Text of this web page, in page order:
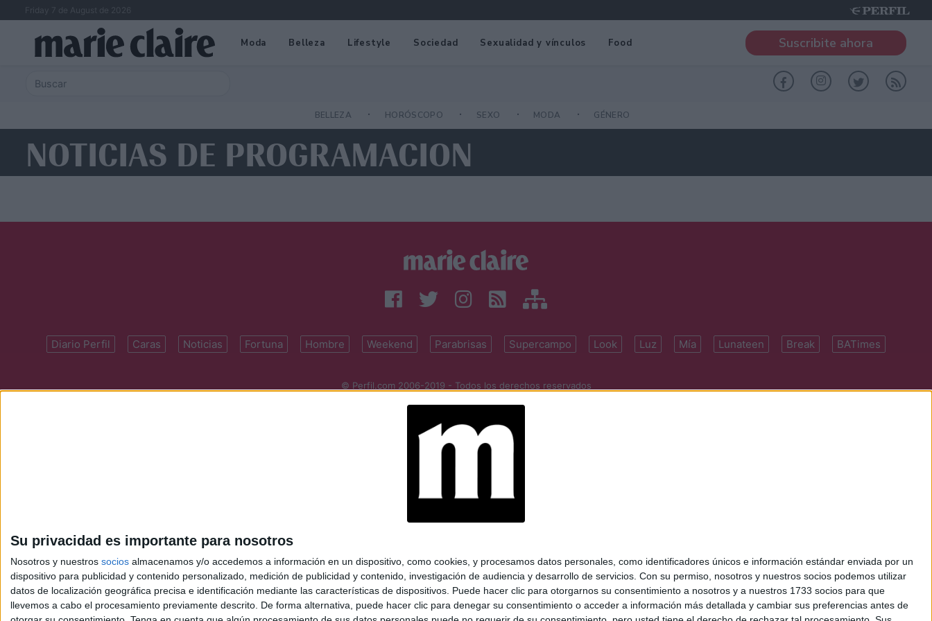
Su privacidad es importante para nosotros
Nosotros y nuestros socios almacenamos y/o accedemos a información en un dispositivo, como cookies, y procesamos datos personales, como identificadores únicos e información estándar enviada por un
dispositivo para publicidad y contenido personalizado, medición de publicidad y contenido, investigación de audiencia y desarrollo de servicios. Con su permiso, nosotros y nuestros socios podemos utilizar
datos de localización geográfica precisa e identificación mediante las características de dispositivos. Puede hacer clic para otorgarnos su consentimiento a nosotros y a nuestros 1733 socios para que
llevemos a cabo el procesamiento previamente descrito. De forma alternativa, puede hacer clic para denegar su consentimiento o acceder a información más detallada y cambiar sus preferencias antes de
Friday 7 de August de 2026
Moda Belleza Lifestyle Sociedad Sexualidad y vínculos Food Suscribite ahora
BELLEZA HORÓSCOPO SEXO MODA GÉNERO
NOTICIAS DE PROGRAMACION
Diario Perfil Caras Noticias Fortuna Hombre Weekend Parabrisas Supercampo Look Luz Mía Lunateen Break BATimes
© Perfil.com 2006-2019 - Todos los derechos reservados
perfilcom@perfil.com| Propietario: Diario Perfil S.A.